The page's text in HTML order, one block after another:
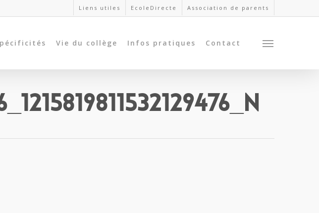
Liens utiles EcoleDirecte Association de parents
Vie du collège Infos pratiques Contact